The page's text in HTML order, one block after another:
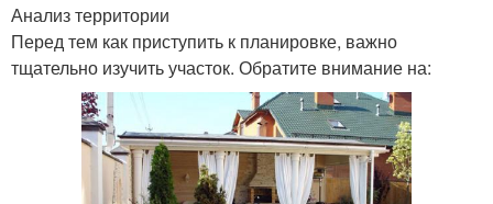
Анализ территории
Перед тем как приступить к планировке, важно
тщательно изучить участок. Обратите внимание на: